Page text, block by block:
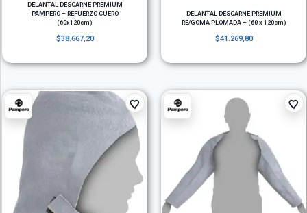
DELANTAL DESCARNE PREMIUM
PAMPERO – REFUERZO CUERO
(60x120cm)
$38.667,20
DELANTAL DESCARNE PREMIUM
RE/GOMA PLOMADA – (60 x 120cm)
$41.269,80